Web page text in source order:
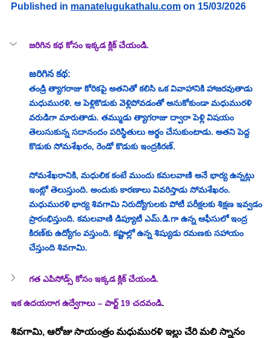
Published in manatelugukathalu.com on 15/03/2026
జరిగిన కథ కోసం ఇక్కడ క్లిక్ చేయండి.
జరిగిన కథ:
తండ్రి త్యాగరాజు కోరికపై అతనితో కలిసి ఒక వివాహానికి హాజరవుతాడు
మధుమురళి. ఆ పెళ్లికొడుకు వెళ్లిపోవడంతో అనుకోకుండా మధుమురళి
వరుడిగా మారుతాడు. తమ్ముడు త్యాగరాజు ద్వారా పెళ్లి విషయం
తెలుసుకున్న సదానందం పరిస్థితులు అర్థం చేసుకుంటాడు. అతని పెద్ద
కొడుకు సోమశేఖరం, రెండో కొడుకు ఇంద్రకిరణ్.
సోమశేఖరానికి, మధులిక కంటే ముందు కమలవాణి అనే భార్య ఉన్నట్లు
ఇంట్లో తెలుస్తుంది. అందుకు కారణాలు వివరిస్తాడు సోమశేఖరం.
మధుమురళి భార్య శివగామి నిరుద్యోగులకు పోటీ పరీక్షలకు శిక్షణ ఇవ్వడం
ప్రారంభిస్తుంది. కమలవాణి డిప్యూటీ ఎమ్.డి.గా ఉన్న ఆఫీసులో ఇంద్ర
కిరణ్‌కు ఉద్యోగం వస్తుంది. కష్టాల్లో ఉన్న శిష్యుడు రమణకు సహాయం
చేస్తుంది శివగామి.
గత ఎపిసోడ్స్ కోసం ఇక్కడ క్లిక్ చేయండి.
ఇక ఉదయరాగ ఉద్వేగాలు – పార్ట్ 19 చదవండి.
శివగామి, ఆరోజు సాయంత్రం మధుమురళి ఇల్లు చేరి మలి స్నానం